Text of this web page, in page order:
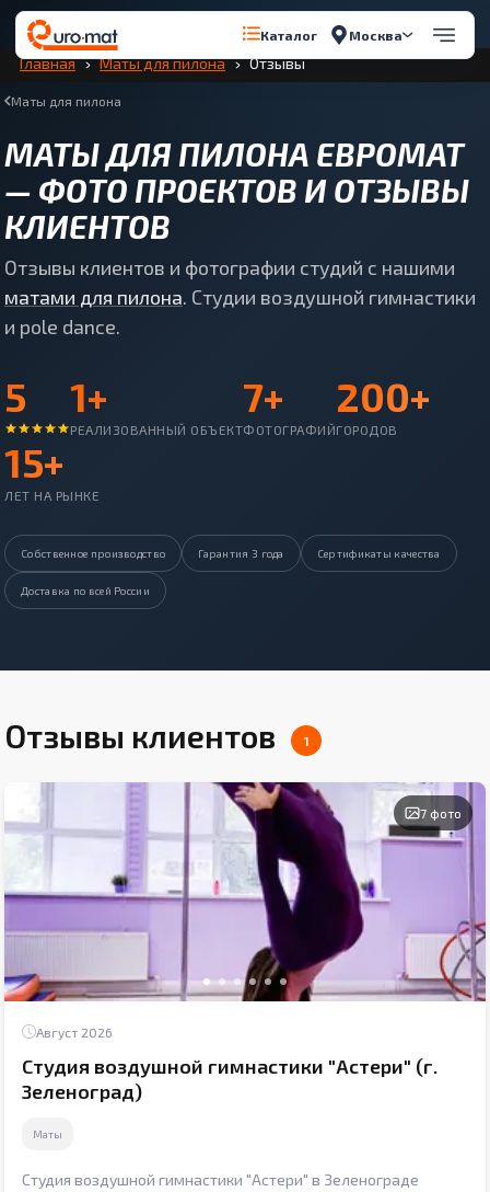
Каталог Москва
Перейти к содержимому
Главная Маты для пилона Отзывы
Маты для пилона
МАТЫ ДЛЯ ПИЛОНА ЕВРОМАТ
— ФОТО ПРОЕКТОВ И ОТЗЫВЫ
КЛИЕНТОВ
Отзывы клиентов и фотографии студий с нашими
матами для пилона. Студии воздушной гимнастики
и pole dance.
5 1+
РЕАЛИЗОВАННЫЙ ОБЪЕКТ
7+
ФОТОГРАФИЙ
200+
ГОРОДОВ
15+
ЛЕТ НА РЫНКЕ
Собственное производство Гарантия 3 года Сертификаты качества
Доставка по всей России
Отзывы клиентов 1
7 фото
Август 2026
Студия воздушной гимнастики "Астери" (г.
Зеленоград)
Маты
Студия воздушной гимнастики "Астери" в Зеленограде